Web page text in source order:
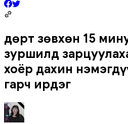
Өдөрт зөвхөн 15
зуршилд
хоёр дахин
гарч ирдэг